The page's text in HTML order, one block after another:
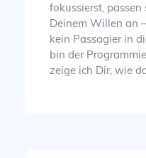
fokussierst,
Deinem Willen an
kein Passagier in
bin der
zeige ich Dir, wie